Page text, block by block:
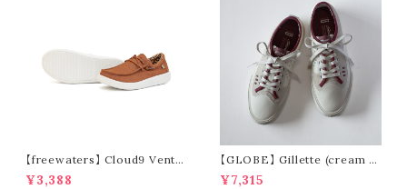
【freewaters】 Cloud9 Ventu
re - Lace Up (brown)
¥3,388
【GLOBE】 Gillette (cream /
pomegranate)
¥7,315